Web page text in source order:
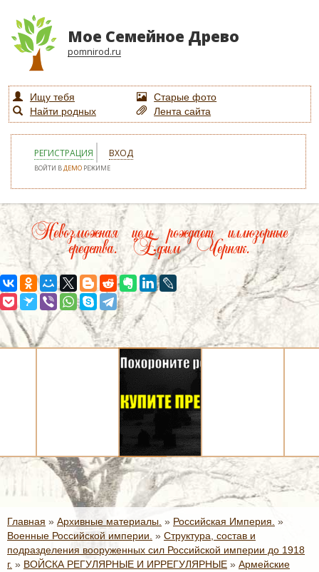
Мое Семейное Древо
pomnirod.ru
Ищу тебя
Старые фото
Найти родных
Лента сайта
РЕГИСТРАЦИЯ ВХОД
ВОЙТИ ВДЕМО РЕЖИМЕ
Невозможная цель рождает иллюзорные
средства. Ефим Черняк.
Главная » Архивные материалы. » Российская Империя. »
Военные Российской империи. » Структура, состав и
подразделения вооруженных сил Российской империи до 1918
г. » ВОЙСКА РЕГУЛЯРНЫЕ И ИРРЕГУЛЯРНЫЕ » Армейские